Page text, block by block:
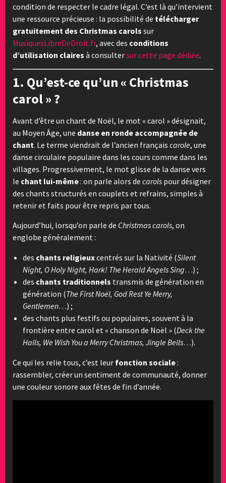
condition de respecter le cadre légal. C’est là qu’intervient
une ressource précieuse : la possibilité de télécharger
gratuitement des Christmas carols sur
MusiquesLibreDeDroit.fr, avec des conditions
d’utilisation claires à consultersur cette page dédiée.
1. Qu’est-ce qu’un « Christmas
carol » ?
Avant d’être un chant de Noël, le mot « carol » désignait,
au Moyen Âge, une danse en ronde accompagnée de
chant. Le terme viendrait de l’ancien français carole, une
danse circulaire populaire dans les cours comme dans les
villages. Progressivement, le mot glisse de la danse vers
le chant lui-même: on parle alors de carols pour désigner
des chants structurés en couplets et refrains, simples à
retenir et faits pour être repris par tous.
Aujourd’hui, lorsqu’on parle de Christmas carols, on
englobe généralement :
des chants religieuxcentrés sur la Nativité (Silent
Night, O Holy Night, Hark! The Herald Angels Sing…) ;
des chants traditionnels transmis de génération en
génération (The First Noël, God Rest Ye Merry,
Gentlemen…) ;
des chants plus festifs ou populaires, souvent à la
frontière entre carol et « chanson de Noël » (Deck the
Halls, We Wish You a Merry Christmas, Jingle Bells…).
Ce qui les relie tous, c’est leur fonction sociale:
rassembler, créer un sentiment de communauté, donner
une couleur sonore aux fêtes de fin d’année.